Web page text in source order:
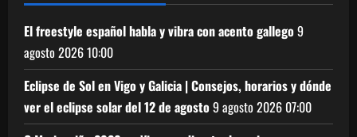
El freestyle español habla y vibra con acento gallego9
agosto 202610:00
Eclipse de Sol en Vigo y Galicia | Consejos, horarios y dónde
ver el eclipse solar del 12 de agosto9 agosto 2026 07:00